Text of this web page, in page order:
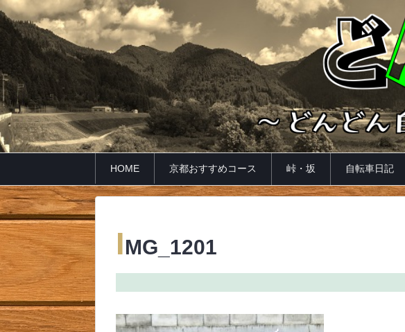
HOME 京都おすすめコース 峠・坂 自転車日記
IMG_1201